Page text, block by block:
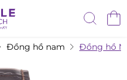
Đồng hồ nam Đồng hồ